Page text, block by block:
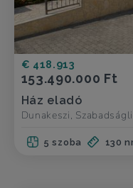
€ 418.913
153.490.000 Ft
Ház eladó
Dunakeszi,
5 szoba 130